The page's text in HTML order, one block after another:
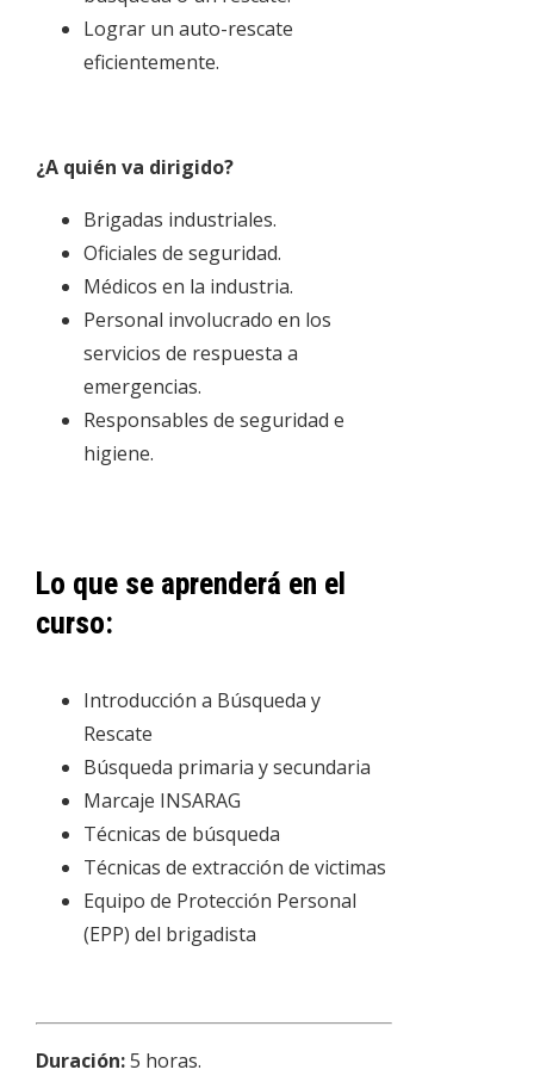
Lograr un auto-rescate
eficientemente.
¿A quién va dirigido?
Brigadas industriales.
Oficiales de seguridad.
Médicos en la industria.
Personal involucrado en los
servicios de respuesta a
emergencias.
Responsables de seguridad e
higiene.
Lo que se aprenderá en el
curso:
Introducción a Búsqueda y
Rescate
Búsqueda primaria y secundaria
Marcaje INSARAG
Técnicas de búsqueda
Técnicas de extracción de victimas
Equipo de Protección Personal
(EPP) del brigadista
Duración:5 horas.